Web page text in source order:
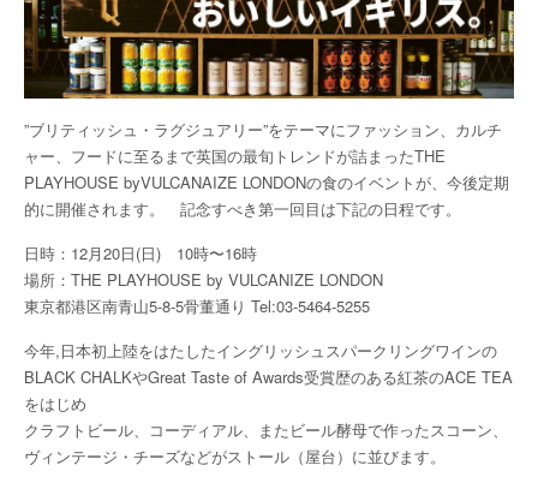
”ブリティッシュ・ラグジュアリー”をテーマにファッション、カルチ
ャー、フードに至るまで英国の最旬トレンドが詰まったTHE
PLAYHOUSE byVULCANAIZE LONDONの食のイベントが、今後定期
的に開催されます。 記念すべき第一回目は下記の日程です。
日時：12月20日(日) 10時〜16時
場所：THE PLAYHOUSE by VULCANIZE LONDON
東京都港区南青山5-8-5骨董通り Tel:03-5464-5255
今年,日本初上陸をはたしたイングリッシュスパークリングワインの
BLACK CHALKやGreat Taste of Awards受賞歴のある紅茶のACE TEA
をはじめ
クラフトビール、コーディアル、またビール酵母で作ったスコーン、
ヴィンテージ・チーズなどがストール（屋台）に並びます。